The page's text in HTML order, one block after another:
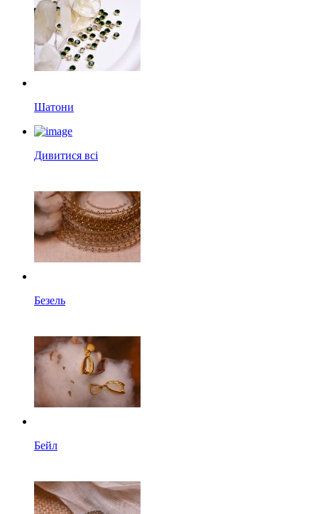
Шатони
Дивитися всі
Безель
Бейл